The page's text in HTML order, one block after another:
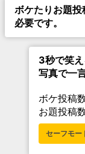
ボケたりお題
必要です。
3秒で笑
写真で一
ボケ投稿
お題投稿
セーフモー